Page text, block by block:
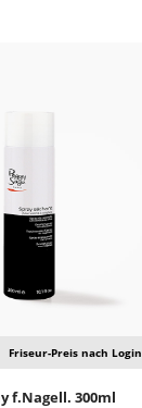
Friseur-Preis nach Login
f.Nagell. 300ml